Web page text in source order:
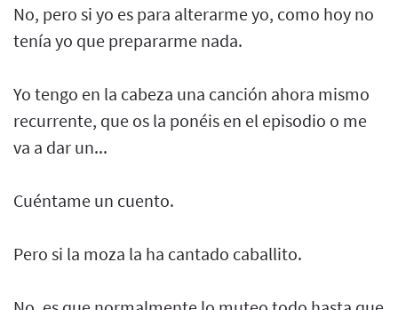
No, pero si yo es para alterarme yo, como hoy no
tenía yo que prepararme nada.
Yo tengo en la cabeza una canción ahora mismo
recurrente, que os la ponéis en el episodio o me
va a dar un...
Cuéntame un cuento.
Pero si la moza la ha cantado caballito.